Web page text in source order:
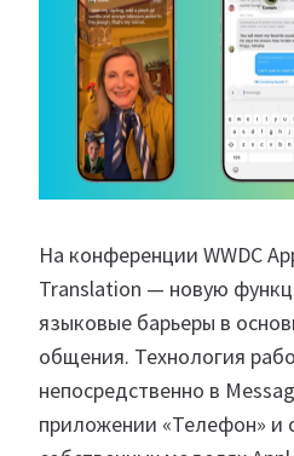
На конференции WWDC
Translation — новую
языковые барьеры в
общения. Технология
непосредственно в
приложении «Телефон» и